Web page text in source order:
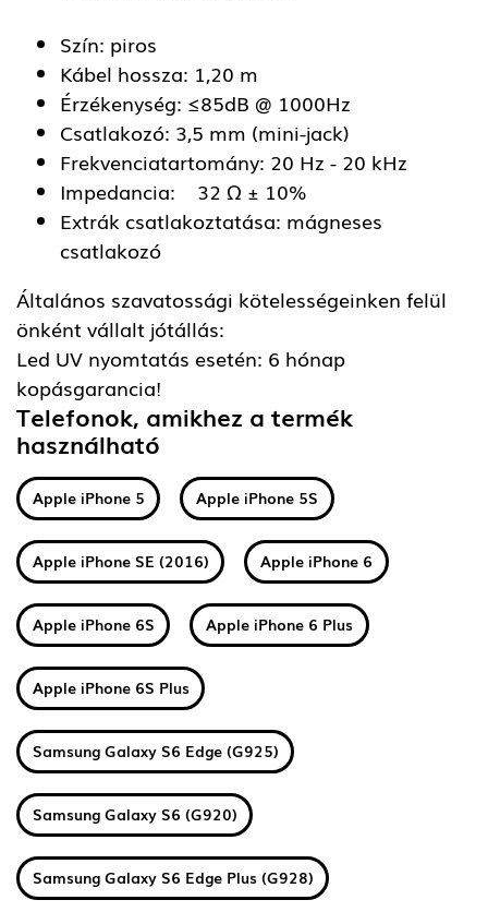
Szín: piros
Kábel hossza: 1,20 m
Érzékenység: ≤85dB @ 1000Hz
Csatlakozó: 3,5 mm (mini-jack)
Frekvenciatartomány: 20 Hz - 20 kHz
Impedancia: 32 Ω ± 10%
Extrák csatlakoztatása: mágneses
csatlakozó
Általános szavatossági kötelességeinken felül
önként vállalt jótállás:
Led UV nyomtatás esetén: 6 hónap
kopásgarancia!
Telefonok, amikhez a termék
használható
Apple iPhone 5 Apple iPhone 5S
Apple iPhone SE (2016) Apple iPhone 6
Apple iPhone 6S Apple iPhone 6 Plus
Apple iPhone 6S Plus
Samsung Galaxy S6 Edge (G925)
Samsung Galaxy S6 (G920)
Samsung Galaxy S6 Edge Plus (G928)